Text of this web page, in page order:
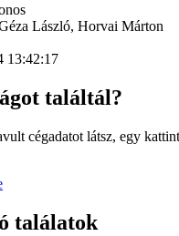
László, Horvai Márton
13:42:17
találtál?
cégadatot látsz, egy
találatok